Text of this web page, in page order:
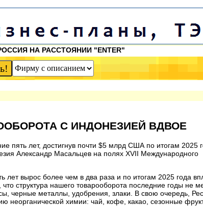
НА РАССТОЯНИИ "ENTER"
С ИНДОНЕЗИЕЙ ВДВОЕ
пять лет, достигнув почти $5 млрд США по итогам 2025
Александр Масальцев на полях XVII Международного
вырос более чем в два раза и по итогам 2025 года
структура нашего товарооборота последние годы не
черные металлы, удобрения, злаки. В свою очередь,
неорганической химии: чай, кофе, какао, сезонные